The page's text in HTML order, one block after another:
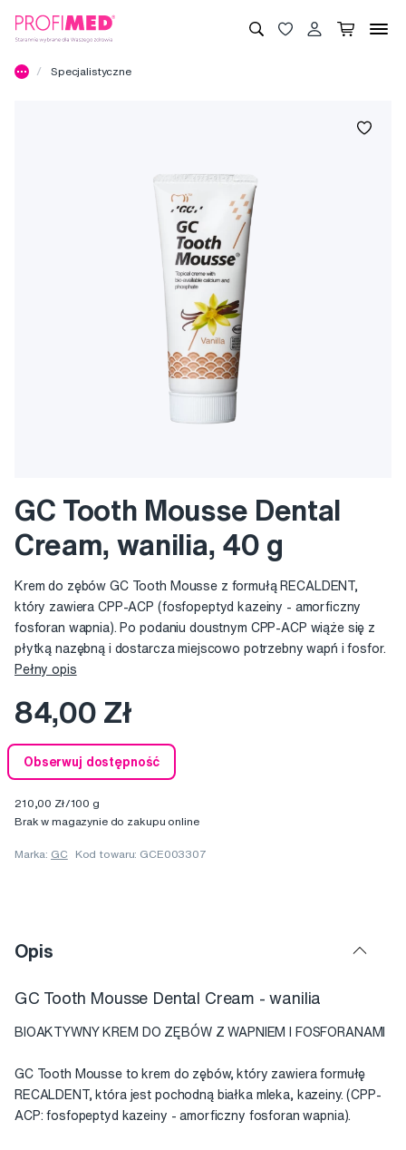
Specjalistyczne
GC Tooth Mousse Dental
Cream, wanilia, 40 g
Krem do zębów GC Tooth Mousse z formułą RECALDENT,
który zawiera CPP-ACP (fosfopeptyd kazeiny - amorficzny
fosforan wapnia). Po podaniu doustnym CPP-ACP wiąże się z
płytką nazębną i dostarcza miejscowo potrzebny wapń i fosfor.
Pełny opis
84,00 Zł
Obserwuj dostępność
210,00 Zł/100 g
Brak w magazynie do zakupu online
Marka: GC Kod towaru: GCE003307
Opis
GC Tooth Mousse Dental Cream - wanilia
BIOAKTYWNY KREM DO ZĘBÓW Z WAPNIEM I FOSFORANAMI
GC Tooth Mousse to krem do zębów, który zawiera formułę
RECALDENT, która jest pochodną białka mleka, kazeiny. (CPP-
ACP: fosfopeptyd kazeiny - amorficzny fosforan wapnia).